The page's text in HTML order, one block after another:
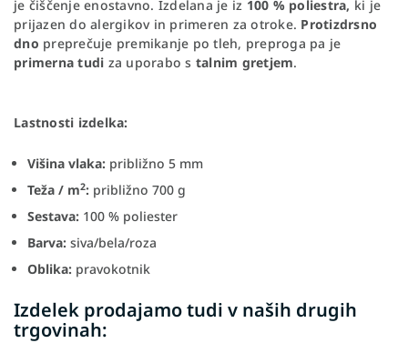
je čiščenje enostavno. Izdelana je iz 100 % poliestra, ki je
prijazen do alergikov in primeren za otroke. Protizdrsno
dno preprečuje premikanje po tleh, preproga pa je
primerna tudi za uporabo s talnim gretjem.
Lastnosti izdelka:
Višina vlaka: približno 5 mm
Teža / m2: približno 700 g
Sestava: 100 % poliester
Barva: siva/bela/roza
Oblika: pravokotnik
Izdelek prodajamo tudi v naših drugih
trgovinah: